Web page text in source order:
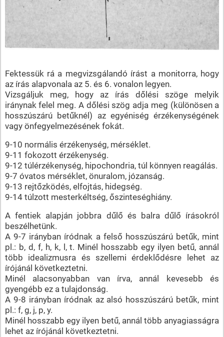
Fektessük rá a megvizsgálandó írást a monitorra, hogy
az írás alapvonala az 5. és 6. vonalon legyen.
Vizsgáljuk meg, hogy az írás dőlési szöge melyik
iránynak felel meg. A dőlési szög adja meg (különösen a
hosszúszárú betűknél) az egyéniség érzékenységének
vagy önfegyelmezésének fokát.
9-10 normális érzékenység, mérséklet.
9-11 fokozott érzékenység.
9-12 túlérzékenység, hipochondria, túl könnyen reagálás.
9-7 óvatos mérséklet, önuralom, józanság.
9-13 rejtőzködés, elfojtás, hidegség.
9-14 túlzott mesterkéltség, őszinteséghiány.
A fentiek alapján jobbra dűlő és balra dűlő írásokról
beszélhetünk.
A 9-7 irányban íródnak a felső hosszúszárú betűk, mint
pl.: b, d, f, h, k, l, t. Minél hosszabb egy ilyen betű, annál
több idealizmusra és szellemi érdeklődésre lehet az
írójánál következtetni.
Minél alacsonyabban van írva, annál kevesebb és
gyengébb ez a tulajdonság.
A 9-8 irányban íródnak az alsó hosszúszárú betűk, mint
pl.: f, g, j, p, y.
Minél hosszabb egy ilyen betű, annál több anyagiasságra
lehet az írójánál következtetni.